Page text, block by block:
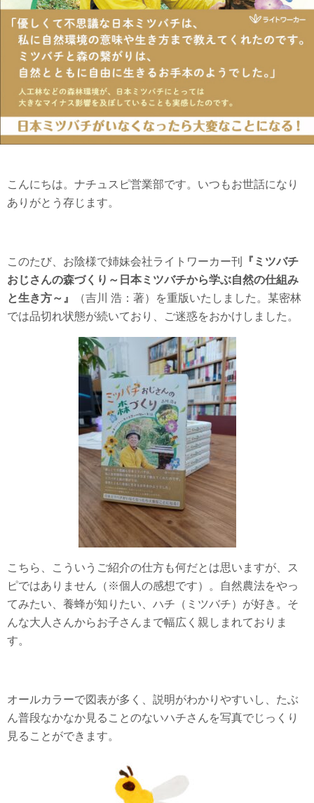
こんにちは。ナチュスピ営業部です。いつもお世話になり
ありがとう存じます。
このたび、お陰様で姉妹会社ライトワーカー刊
『ミツバチ
おじさんの森づくり～日本ミツバチから学ぶ自然の仕組み
と生き方～』
（吉川 浩：著）を重版いたしました。某密林
では品切れ状態が続いており、ご迷惑をおかけしました。
こちら、こういうご紹介の仕方も何だとは思いますが、ス
ピではありません（※個人の感想です）。自然農法をやっ
てみたい、養蜂が知りたい、ハチ（ミツバチ）が好き。そ
んな大人さんからお子さんまで幅広く親しまれておりま
す。
オールカラーで図表が多く、説明がわかりやすいし、たぶ
ん普段なかなか見ることのないハチさんを写真でじっくり
見ることができます。